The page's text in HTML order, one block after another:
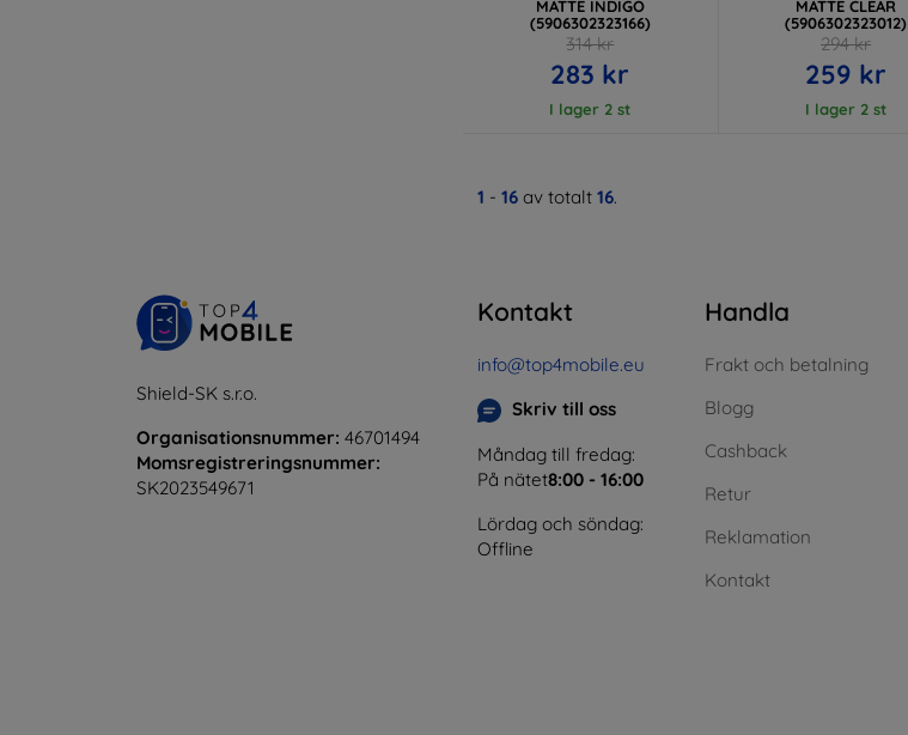
MATTE INDIGO
(5906302323166)
314 kr
283 kr
I lager 2 st
MATTE CLEAR
(5906302323012)
294 kr
259 kr
I lager 2 st
1 - 16 av totalt 16.
Shield-SK s.r.o.
Organisationsnummer: 46701494
Momsregistreringsnummer:
SK2023549671
Kontakt
info@top4mobile.eu
Skriv till oss
Måndag till fredag:
På nätet8:00 - 16:00
Lördag och söndag:
Offline
Handla
Frakt och betalning
Blogg
Cashback
Retur
Reklamation
Kontakt